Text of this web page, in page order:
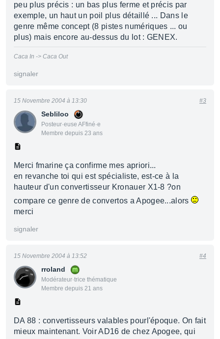
peu plus précis : un bas plus ferme et précis par
exemple, un haut un poil plus détaillé ... Dans le
genre même concept (8 pistes numériques ... ou
plus) mais encore au-dessus du lot : GENEX.
Caca In -> Caca Out
signaler
Sebliloo
Posteur·euse AFfiné·e
Membre depuis 23 ans
15 Novembre 2004 à 13:30 #3
Merci fmarine ça confirme mes apriori...
en revanche toi qui est spécialiste, est-ce à la
hauteur d'un convertisseur Kronauer X1-8 ?on
compare ce genre de convertos a Apogee...alors
merci
signaler
rroland
Modérateur·trice thématique
Membre depuis 21 ans
15 Novembre 2004 à 13:52 #4
DA 88 : convertisseurs valables pourl'époque. On fait
mieux maintenant. Voir AD16 de chez Apogee, qui